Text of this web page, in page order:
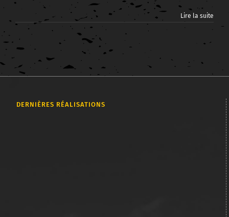
d’extinction
Lire la suite
DERNIÈRES RÉALISATIONS